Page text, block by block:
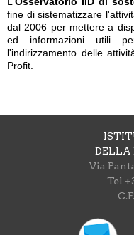
fine di sistematizzare
dal 2006 per mettere a
ed informazioni utili
l'indirizzamento delle
Profit.
DELLA
Via
Tel